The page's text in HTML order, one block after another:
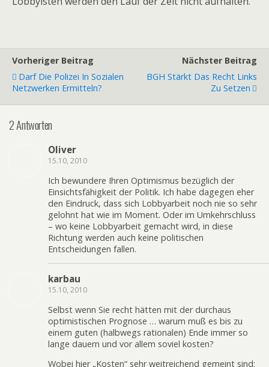
Vorheriger Beitrag
Darf Die Polizei In Sozialen
Netzwerken Ermitteln?
Nächster Beitrag
BGH Stärkt Das Recht Links
Zu Setzen
2 Antworten
Oliver
15.10, 2010
Ich bewundere Ihren Optimismus bezüglich der
Einsichtsfähigkeit der Politik. Ich habe dagegen eher
den Eindruck, dass sich Lobbyarbeit noch nie so sehr
gelohnt hat wie im Moment. Oder im Umkehrschluss
– wo keine Lobbyarbeit gemacht wird, in diese
Richtung werden auch keine politischen
Entscheidungen fallen.
karbau
15.10, 2010
Selbst wenn Sie recht hätten mit der durchaus
optimistischen Prognose … warum muß es bis zu
einem guten (halbwegs rationalen) Ende immer so
lange dauern und vor allem soviel kosten?
Wobei hier „Kosten“ sehr weitreichend gemeint sind: